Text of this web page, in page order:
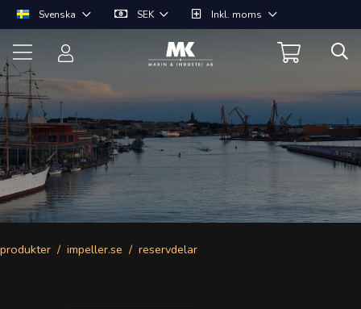
Svenska SEK Inkl. moms
produkter impeller.se reservdelar